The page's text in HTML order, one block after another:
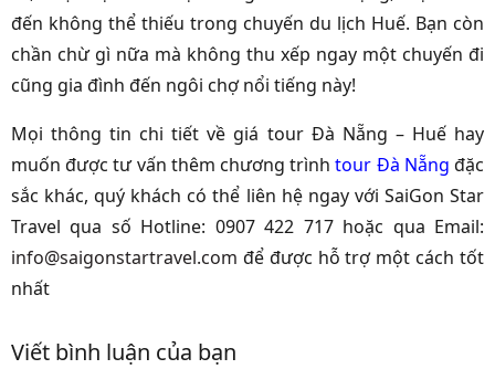
đến không thể thiếu trong chuyến du lịch Huế. Bạn còn
chần chừ gì nữa mà không thu xếp ngay một chuyến đi
cũng gia đình đến ngôi chợ nổi tiếng này!
Mọi thông tin chi tiết về giá tour Đà Nẵng – Huế hay
muốn được tư vấn thêm chương trìnhtour Đà Nẵng đặc
sắc khác, quý khách có thể liên hệ ngay với SaiGon Star
Travel qua số Hotline: 0907 422 717 hoặc qua Email:
info@saigonstartravel.com để được hỗ trợ một cách tốt
nhất
Viết bình luận của bạn